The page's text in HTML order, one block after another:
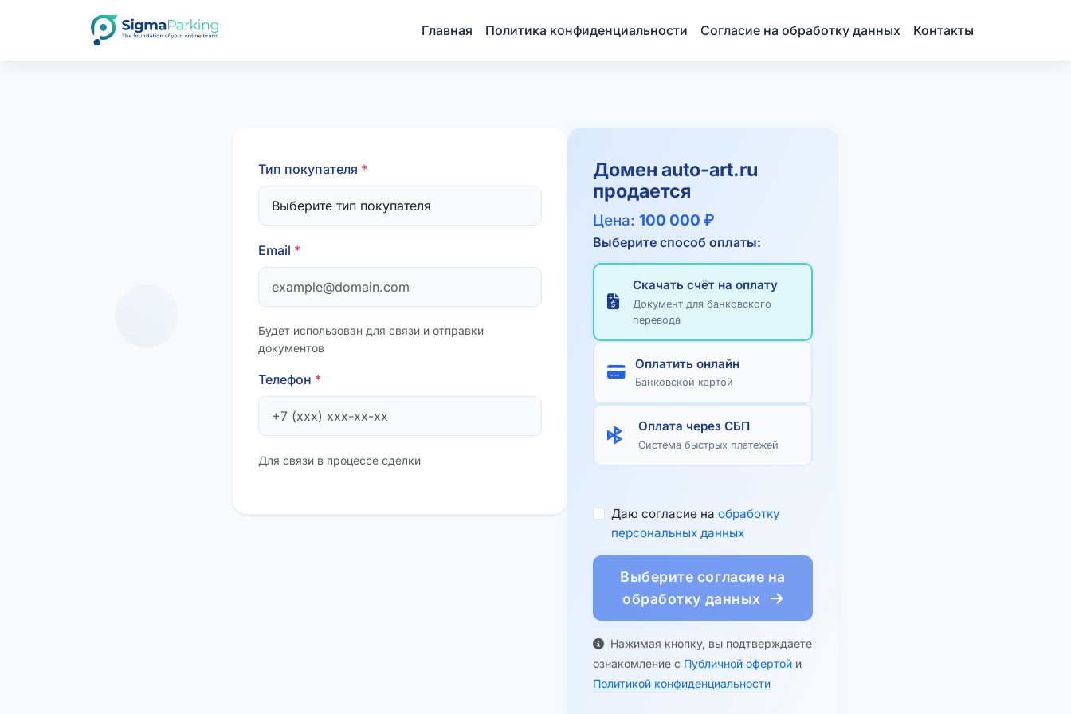
Главная Политика конфиденциальности Согласие на обработку данных Контакты
Тип покупателя *
Email *
Будет использован для связи и отправки
документов
Телефон *
Для связи в процессе сделки
Домен auto-art.ru
продается
Цена: 100 000 ₽
Выберите способ оплаты:
Скачать счёт на оплату
Документ для банковского
перевода
Оплатить онлайн
Банковской картой
Оплата через СБП
Система быстрых платежей
Даю согласие на обработку
персональных данных
Выберите согласие на
обработку данных
Нажимая кнопку, вы подтверждаете
ознакомление с Публичной офертой и
Политикой конфиденциальности